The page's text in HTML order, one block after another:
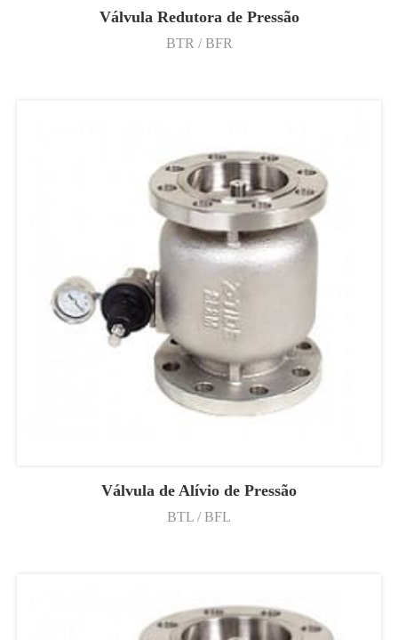
Válvula Redutora de Pressão
BTR / BFR
Válvula de Alívio de Pressão
BTL / BFL